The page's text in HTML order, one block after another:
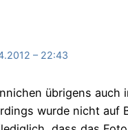
– 22:43
übrigens auch
wurde nicht auf